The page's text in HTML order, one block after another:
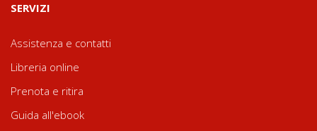
SERVIZI
Assistenza e contatti
Libreria online
Prenota e ritira
Guida all'ebook